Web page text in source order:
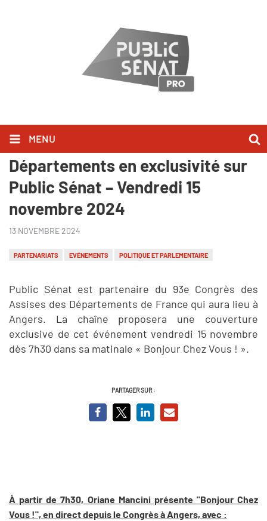
MENU
Le 93e Congrès des Assises des
Départements en exclusivité sur
Public Sénat – Vendredi 15
novembre 2024
13 NOVEMBRE 2024
PARTENARIATS EVÉNEMENTS POLITIQUE ET PARLEMENTAIRE
Public Sénat est partenaire du 93e Congrès des
Assises des Départements de France qui aura lieu à
Angers. La chaîne proposera une couverture
exclusive de cet événement vendredi 15 novembre
dès 7h30 dans sa matinale « Bonjour Chez Vous ! ».
PARTAGER SUR :
À partir de 7h30, Oriane Mancini présente "Bonjour Chez
Vous !", en direct depuis le Congrès à Angers, avec :